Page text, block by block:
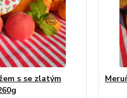
s se zlatým